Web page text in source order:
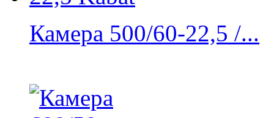
Камера 500/60-22,5 /...